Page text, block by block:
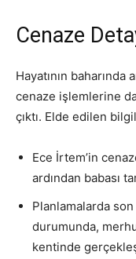
Cenaze
Hayatının
cenaze işlemlerine
çıktı. Elde edilen
Ece İrtem’in
ardından babası
Planlamalarda
durumunda,
kentinde